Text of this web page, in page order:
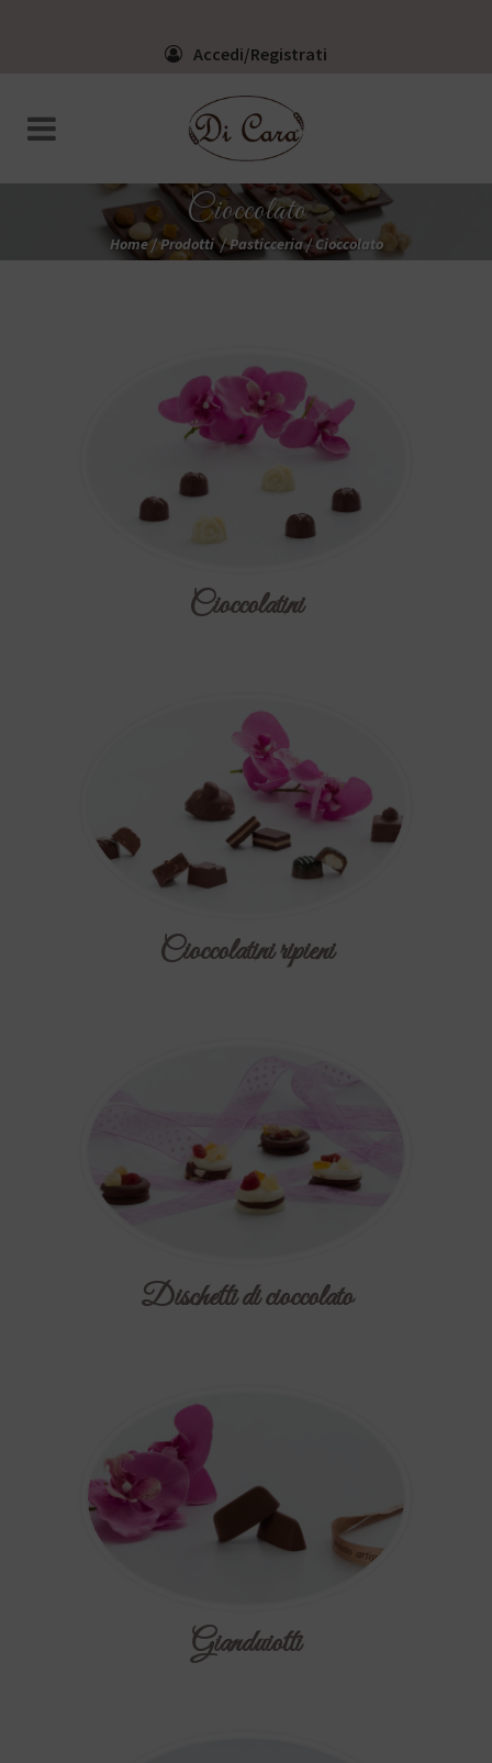
Accedi/Registrati
Cioccolato
Home/Prodotti/Pasticceria/Cioccolato
Cioccolatini
Cioccolatini ripieni
Dischetti di cioccolato
Gianduiotti